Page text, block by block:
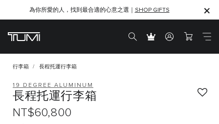
SHOP GIFTS
為你所愛的人，找到最合適的心意之選｜ SHOP GIFTS
行李箱 長程托運行李箱
19 DEGREE ALUMINUM
長程托運行李箱
NT$60,800